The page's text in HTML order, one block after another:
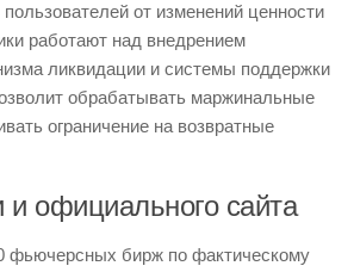
от изменений ценности
работают над внедрением
ликвидации и системы поддержки
обрабатывать маржинальные
ограничение на возвратные
официального сайта
фьючерсных бирж по фактическому